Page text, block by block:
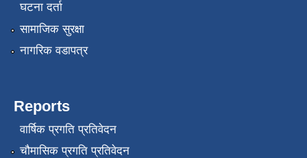
घटना दर्ता
सामाजिक सुरक्षा
नागरिक वडापत्र
Reports
वार्षिक प्रगति प्रतिवेदन
चौमासिक प्रगति प्रतिवेदन